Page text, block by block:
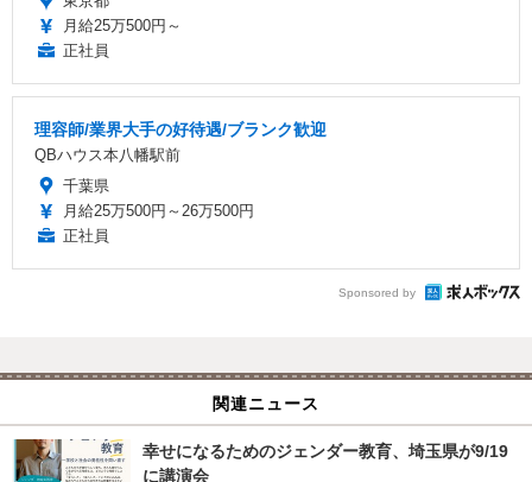
月給25万500円～
正社員
理容師/業界大手の好待遇/ブランク歓迎
QBハウス本八幡駅前
千葉県
月給25万500円～26万500円
正社員
Sponsored by
関連ニュース
幸せになるためのジェンダー教育、埼玉県が9/19
に講演会